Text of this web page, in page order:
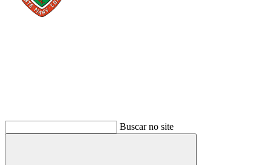
Buscar no site